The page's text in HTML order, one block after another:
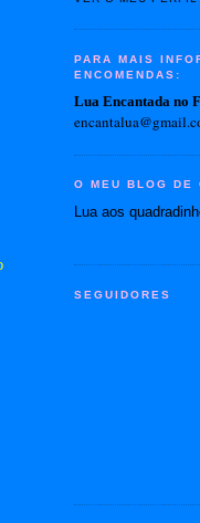
PARA MAIS
ENCOMENDAS:
Lua Encantada no
O MEU BLOG DE
Lua aos
SEGUIDORES